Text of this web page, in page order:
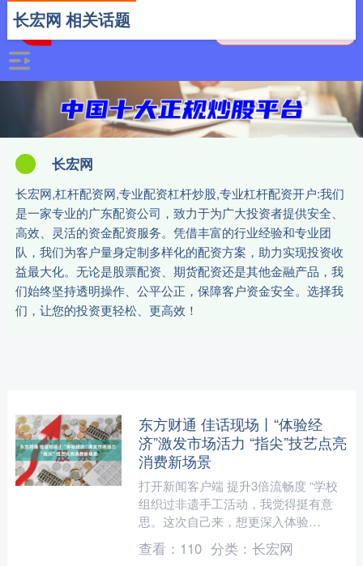
长宏网
长宏网,杠杆配资网,专业配资杠杆炒股,专业杠杆配资开户:我们
是一家专业的广东配资公司，致力于为广大投资者提供安全、
高效、灵活的资金配资服务。凭借丰富的行业经验和专业团
队，我们为客户量身定制多样化的配资方案，助力实现投资收
益最大化。无论是股票配资、期货配资还是其他金融产品，我
们始终坚持透明操作、公平公正，保障客户资金安全。选择我
们，让您的投资更轻松、更高效！
长宏网 相关话题
东方财通 佳话现场丨“体验经
济”激发市场活力 “指尖”技艺点亮
消费新场景
打开新闻客户端 提升3倍流畅度 “学校
组织过非遗手工活动，我觉得挺有意
思。这次自己来，想更深入体验
下。”在北京一家手工体验店，正在体
验掐丝珐琅工艺的消费者小程说....
查看： 110 分类： 长宏网